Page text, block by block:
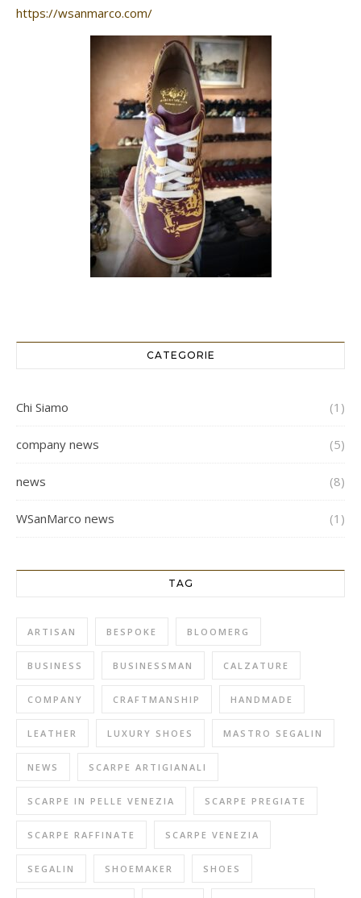
https://wsanmarco.com/
CATEGORIE
Chi Siamo (1)
company news (5)
news (8)
WSanMarco news (1)
TAG
ARTISAN BESPOKE BLOOMERG
BUSINESS BUSINESSMAN CALZATURE
COMPANY CRAFTMANSHIP HANDMADE
LEATHER LUXURY SHOES MASTRO SEGALIN
NEWS SCARPE ARTIGIANALI
SCARPE IN PELLE VENEZIA SCARPE PREGIATE
SCARPE RAFFINATE SCARPE VENEZIA
SEGALIN SHOEMAKER SHOES